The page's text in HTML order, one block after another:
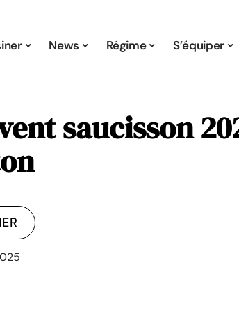
News Régime S’équiper
saucisson